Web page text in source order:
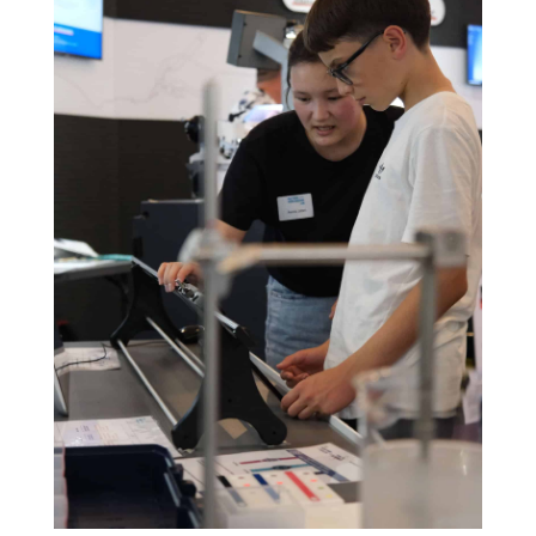
Cookies marketing